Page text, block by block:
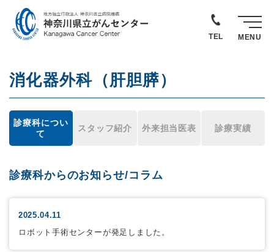
TEL MENU
消化器外科（肝胆膵）
診療科につい
て
スタッフ紹介 外来担当医表 診療実績
診療科からのお知らせ/コラム
2025.04.11
ロボット手術センターが発足しました。